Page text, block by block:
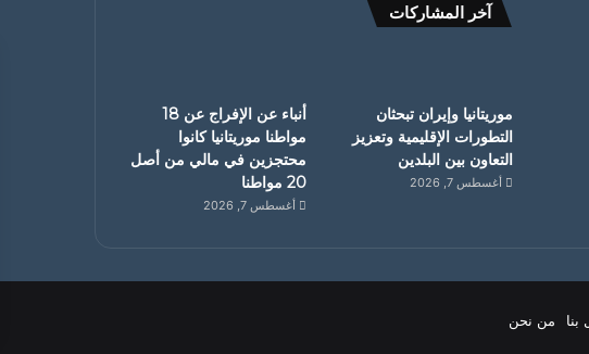
آخر المشاركات
موريتانيا وإيران تبحثان
التطورات الإقليمية وتعزيز
التعاون بين البلدين
أغسطس 7, 2026
أنباء عن الإفراج عن 18
مواطنا موريتانيا كانوا
محتجزين في مالي من أصل
20 مواطنا
أغسطس 7, 2026
بنا من نحن